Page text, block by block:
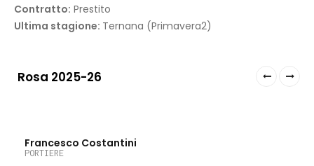
Contratto: Prestito
Ultima stagione: Ternana (Primavera2)
Rosa 2025-26
Francesco Costantini
PORTIERE